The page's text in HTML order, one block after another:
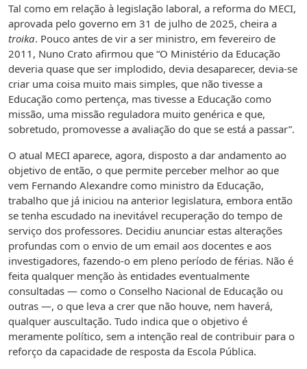
Tal como em relação à legislação laboral, a reforma do MECI,
aprovada pelo governo em 31 de julho de 2025, cheira a
troika. Pouco antes de vir a ser ministro, em fevereiro de
2011, Nuno Crato afirmou que “O Ministério da Educação
deveria quase que ser implodido, devia desaparecer, devia-se
criar uma coisa muito mais simples, que não tivesse a
Educação como pertença, mas tivesse a Educação como
missão, uma missão reguladora muito genérica e que,
sobretudo, promovesse a avaliação do que se está a passar”.
O atual MECI aparece, agora, disposto a dar andamento ao
objetivo de então, o que permite perceber melhor ao que
vem Fernando Alexandre como ministro da Educação,
trabalho que já iniciou na anterior legislatura, embora então
se tenha escudado na inevitável recuperação do tempo de
serviço dos professores. Decidiu anunciar estas alterações
profundas com o envio de um email aos docentes e aos
investigadores, fazendo-o em pleno período de férias. Não é
feita qualquer menção às entidades eventualmente
consultadas — como o Conselho Nacional de Educação ou
outras —, o que leva a crer que não houve, nem haverá,
qualquer auscultação. Tudo indica que o objetivo é
meramente político, sem a intenção real de contribuir para o
reforço da capacidade de resposta da Escola Pública.